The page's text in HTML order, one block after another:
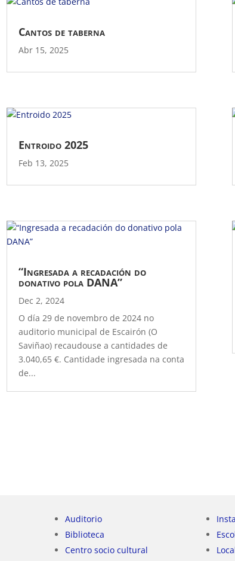
Cantos de taberna
Abr 15, 2025
Entroido 2025
Feb 13, 2025
“Ingresada a recadación do
donativo pola DANA”
Dec 2, 2024
O día 29 de novembro de 2024 no
auditorio municipal de Escairón (O
Saviñao) recaudouse a cantidades de
3.040,65 €. Cantidade ingresada na conta
de...
Auditorio
Biblioteca
Centro socio cultural